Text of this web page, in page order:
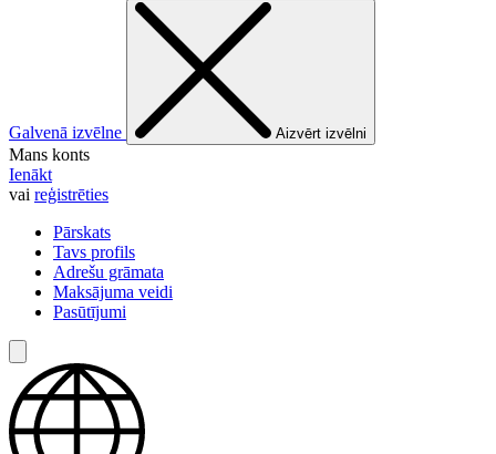
Galvenā izvēlne Aizvērt izvēlni
Mans konts
Ienākt
vai reģistrēties
Pārskats
Tavs profils
Adrešu grāmata
Maksājuma veidi
Pasūtījumi